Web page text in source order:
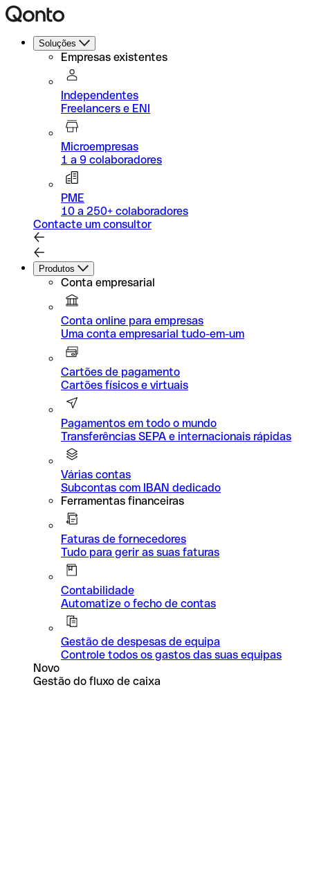
Soluções
Empresas existentes
Independentes
Freelancers e ENI
Microempresas
1 a 9 colaboradores
PME
10 a 250+ colaboradores
Contacte um consultor
Produtos
Conta empresarial
Conta online para empresas
Uma conta empresarial tudo-em-um
Cartões de pagamento
Cartões físicos e virtuais
Pagamentos em todo o mundo
Transferências SEPA e internacionais rápidas
Várias contas
Subcontas com IBAN dedicado
Ferramentas financeiras
Faturas de fornecedores
Tudo para gerir as suas faturas
Contabilidade
Automatize o fecho de contas
Gestão de despesas de equipa
Controle todos os gastos das suas equipas
Novo
Gestão do fluxo de caixa